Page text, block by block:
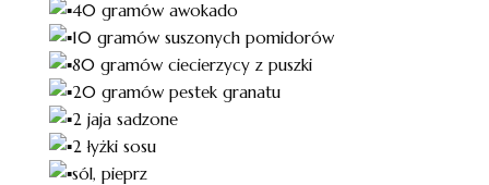
40 gramów awokado
10 gramów suszonych pomidorów
80 gramów ciecierzycy z puszki
20 gramów pestek granatu
2 jaja sadzone
2 łyżki sosu
sól, pieprz